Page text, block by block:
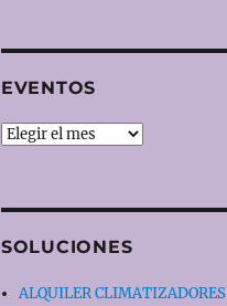
EVENTOS
EVENTOS
SOLUCIONES
ALQUILER CLIMATIZADORES